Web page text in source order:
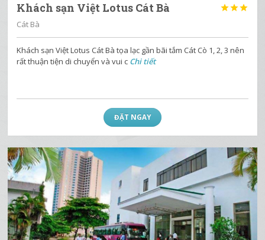
Khách sạn Việt Lotus Cát Bà 
Cát Bà
Khách sạn Việt Lotus Cát Bà tọa lạc gần bãi tắm Cát Cò 1, 2, 3 nên
rất thuận tiện di chuyển và vui c Chi tiết
ĐẶT NGAY